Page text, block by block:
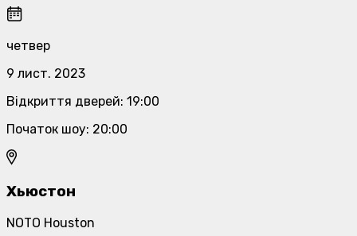
четвер
9 лист. 2023
Відкриття дверей: 19:00
Початок шоу: 20:00
Хьюстон
NOTO Houston